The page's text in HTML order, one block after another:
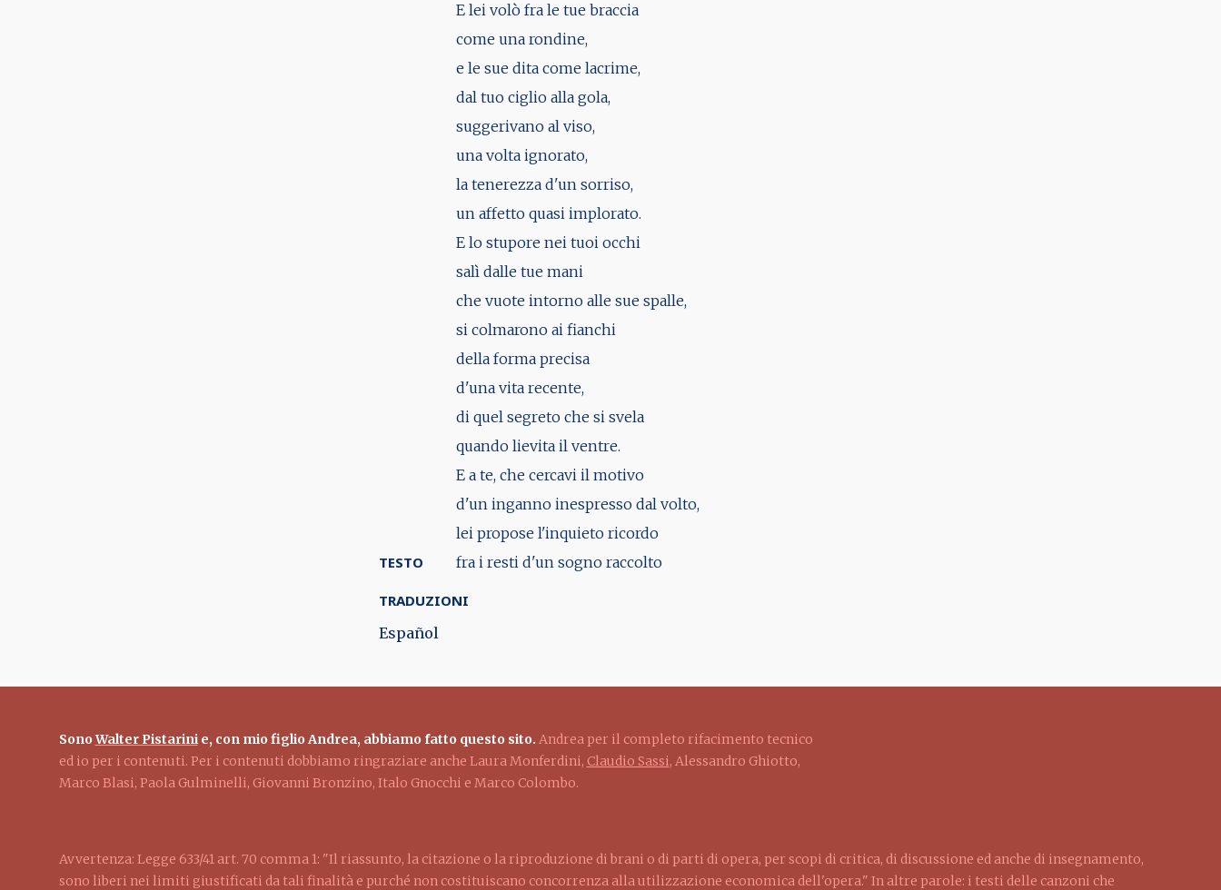
TESTO
E lei volò fra le tue braccia
come una rondine,
e le sue dita come lacrime,
dal tuo ciglio alla gola,
suggerivano al viso,
una volta ignorato,
la tenerezza d'un sorriso,
un affetto quasi implorato.
E lo stupore nei tuoi occhi
salì dalle tue mani
che vuote intorno alle sue spalle,
si colmarono ai fianchi
della forma precisa
d'una vita recente,
di quel segreto che si svela
quando lievita il ventre.
E a te, che cercavi il motivo
d'un inganno inespresso dal volto,
lei propose l'inquieto ricordo
fra i resti d'un sogno raccolto
TRADUZIONI
Español
SonoWalter Pistarinie, con mio figlio Andrea, abbiamo fatto questo sito. Andrea per il completo rifacimento tecnico
ed io per i contenuti. Per i contenuti dobbiamo ringraziare anche Laura Monferdini, Claudio Sassi, Alessandro Ghiotto,
Marco Blasi, Paola Gulminelli, Giovanni Bronzino, Italo Gnocchi e Marco Colombo.
Avvertenza: Legge 633/41 art. 70 comma 1: "Il riassunto, la citazione o la riproduzione di brani o di parti di opera, per scopi di critica, di discussione ed anche di insegnamento,
sono liberi nei limiti giustificati da tali finalità e purché non costituiscano concorrenza alla utilizzazione economica dell'opera." In altre parole: i testi delle canzoni che